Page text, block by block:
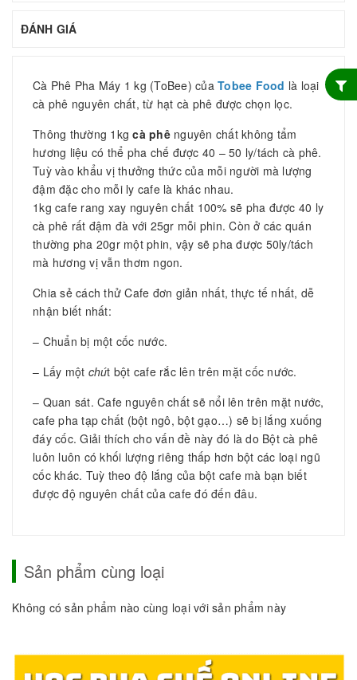
ĐÁNH GIÁ
Cà Phê Pha Máy 1 kg (ToBee) của Tobee Food là loại
cà phê nguyên chất, từ hạt cà phê được chọn lọc.
Thông thường 1kgcà phênguyên chất không tẩm
hương liệu có thể pha chế được 40 – 50 ly/tách cà phê.
Tuỳ vào khẩu vị thưởng thức của mỗi người mà lượng
đậm đặc cho mỗi ly cafe là khác nhau.
1kg cafe rang xay nguyên chất 100% sẽ pha được 40 ly
cà phê rất đậm đà với 25gr mỗi phin. Còn ở các quán
thường pha 20gr một phin, vậy sẽ pha được 50ly/tách
mà hương vị vẫn thơm ngon.
Chia sẻ cách thử Cafe đơn giản nhất, thực tế nhất, dễ
nhận biết nhất:
– Chuẩn bị một cốc nước.
– Lấy một chút bột cafe rắc lên trên mặt cốc nước.
– Quan sát. Cafe nguyên chất sẽ nổi lên trên mặt nước,
cafe pha tạp chất (bột ngô, bột gạo…) sẽ bị lắng xuống
đáy cốc. Giải thích cho vấn đề này đó là do Bột cà phê
luôn luôn có khối lượng riêng thấp hơn bột các loại ngũ
cốc khác. Tuỳ theo độ lắng của bột cafe mà bạn biết
được độ nguyên chất của cafe đó đến đâu.
Sản phẩm cùng loại
Không có sản phẩm nào cùng loại với sản phẩm này